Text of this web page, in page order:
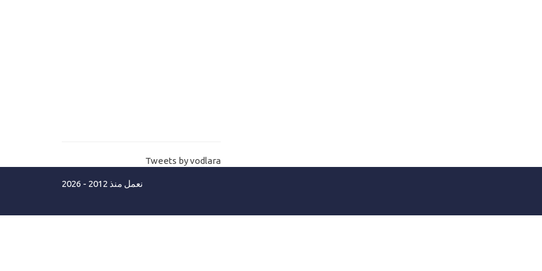
مستوي ثاني-مواصفات وشراء استضافة
الفرق بين السيرفر وسكوال سيرفر
Tweets by vodlara
نعمل منذ 2012 - 2026